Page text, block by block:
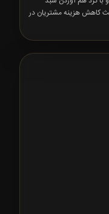
کاهش هزینه مشتریان در